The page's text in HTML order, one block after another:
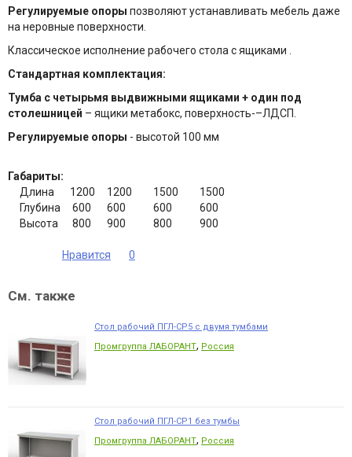
Регулируемые опоры позволяют устанавливать мебель даже
на неровные поверхности.
Классическое исполнение рабочего стола с ящиками .
Стандартная комплектация:
Тумба с четырьмя выдвижными ящиками + один под
столешницей – ящики метабокс, поверхность-–ЛДСП.
Регулируемые опоры - высотой 100 мм
Габариты:
Длина
1200 1200 1500
1500
Глубина
600 600 600
600
Высота
800 900 800 900
Нравится 0
См. также
Стол рабочий ПГЛ-СР5 с двумя тумбами
Промгруппа ЛАБОРАНТ, Россия
Стол рабочий ПГЛ-СР1 без тумбы
Промгруппа ЛАБОРАНТ, Россия